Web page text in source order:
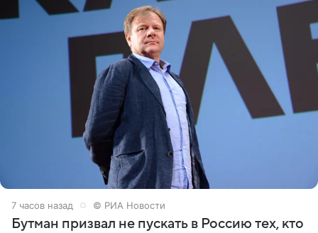
7 часов назад © РИА Новости
Бутман призвал не пускать в Россию тех, кто